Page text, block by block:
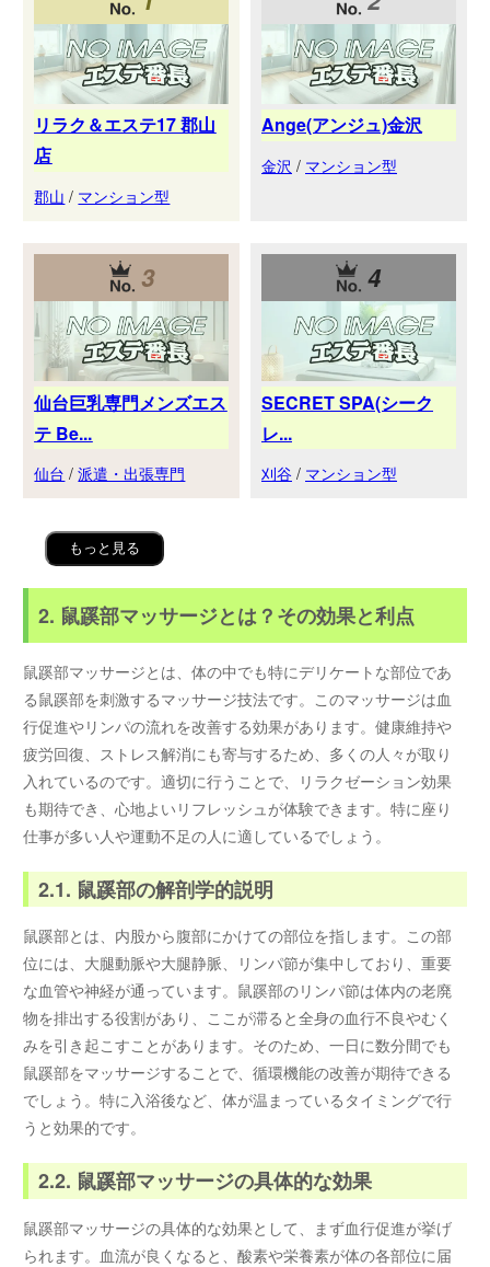
リラク＆エステ17 郡山
店
郡山 / マンション型
Ange(アンジュ)金沢
金沢 / マンション型
3
仙台巨乳専門メンズエス
テ Be...
仙台 /派遣・出張専門
4
SECRET SPA(シーク
レ...
刈谷 / マンション型
もっと見る
2. 鼠蹊部マッサージとは？その効果と利点
鼠蹊部マッサージとは、体の中でも特にデリケートな部位であ
る鼠蹊部を刺激するマッサージ技法です。このマッサージは血
行促進やリンパの流れを改善する効果があります。健康維持や
疲労回復、ストレス解消にも寄与するため、多くの人々が取り
入れているのです。適切に行うことで、リラクゼーション効果
も期待でき、心地よいリフレッシュが体験できます。特に座り
仕事が多い人や運動不足の人に適しているでしょう。
2.1. 鼠蹊部の解剖学的説明
鼠蹊部とは、内股から腹部にかけての部位を指します。この部
位には、大腿動脈や大腿静脈、リンパ節が集中しており、重要
な血管や神経が通っています。鼠蹊部のリンパ節は体内の老廃
物を排出する役割があり、ここが滞ると全身の血行不良やむく
みを引き起こすことがあります。そのため、一日に数分間でも
鼠蹊部をマッサージすることで、循環機能の改善が期待できる
でしょう。特に入浴後など、体が温まっているタイミングで行
うと効果的です。
2.2. 鼠蹊部マッサージの具体的な効果
鼠蹊部マッサージの具体的な効果として、まず血行促進が挙げ
られます。血流が良くなると、酸素や栄養素が体の各部位に届